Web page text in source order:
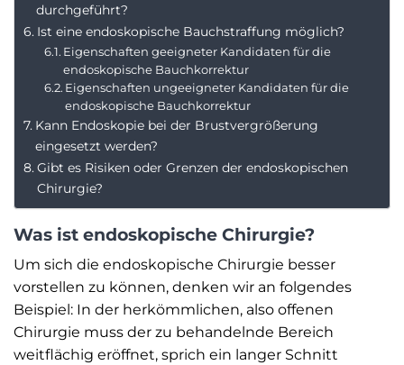
durchgeführt?
Ist eine endoskopische Bauchstraffung möglich?
Eigenschaften geeigneter Kandidaten für die
endoskopische Bauchkorrektur
Eigenschaften ungeeigneter Kandidaten für die
endoskopische Bauchkorrektur
Kann Endoskopie bei der Brustvergrößerung
eingesetzt werden?
Gibt es Risiken oder Grenzen der endoskopischen
Chirurgie?
Was ist endoskopische Chirurgie?
Um sich die endoskopische Chirurgie besser
vorstellen zu können, denken wir an folgendes
Beispiel: In der herkömmlichen, also offenen
Chirurgie muss der zu behandelnde Bereich
weitflächig eröffnet, sprich ein langer Schnitt